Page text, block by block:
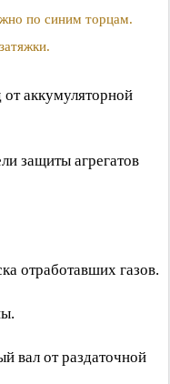
по синим торцам.
аккумуляторной
защиты агрегатов
отработавших газов.
вал от раздаточной